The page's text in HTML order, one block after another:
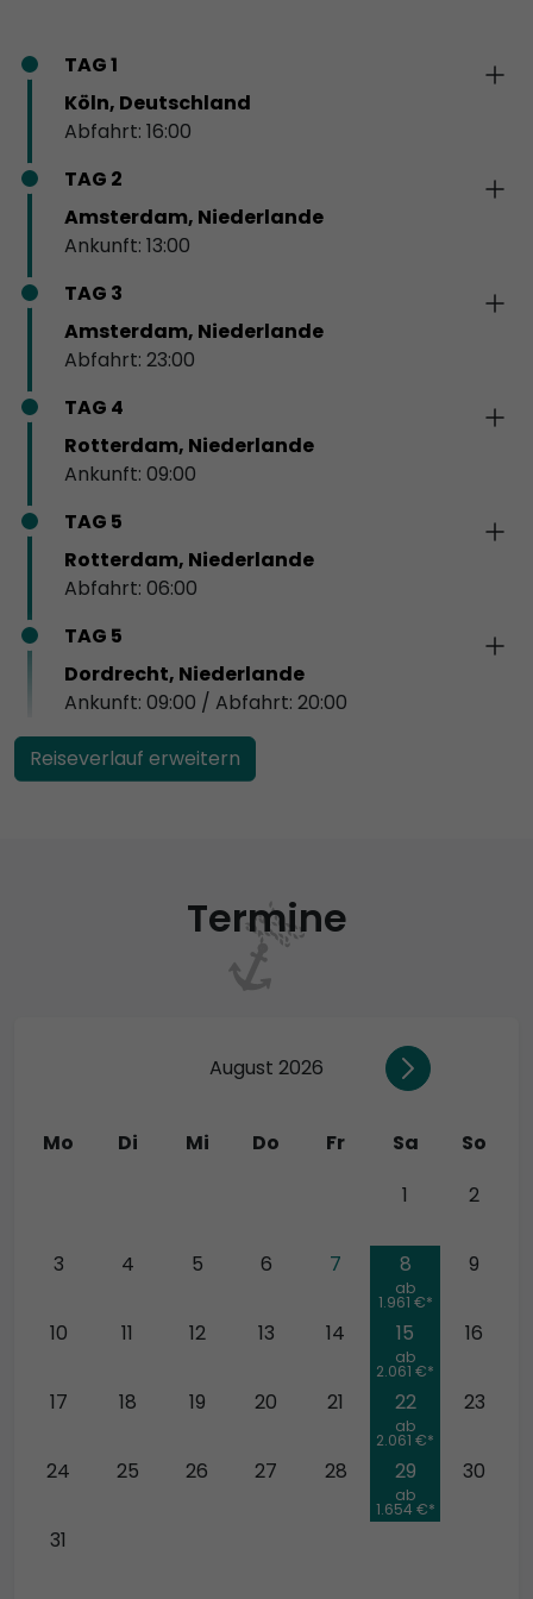
TAG 1
Köln, Deutschland
Abfahrt: 16:00
TAG 2
Amsterdam, Niederlande
Ankunft: 13:00
TAG 3
Amsterdam, Niederlande
Abfahrt: 23:00
TAG 4
Rotterdam, Niederlande
Ankunft: 09:00
TAG 5
Rotterdam, Niederlande
Abfahrt: 06:00
TAG 5
Dordrecht, Niederlande
Ankunft: 09:00 / Abfahrt: 20:00
Reiseverlauf erweitern
Termine
August 2026
Mo Di Mi Do Fr Sa
So
1 2
3 4 5 6 7
ab
1.961 €*
8 9
10 11 12 13 14
ab
2.061 €*
15 16
17 18 19 20 21
ab
2.061 €*
22 23
24 25 26 27 28
ab
1.654 €*
29 30
31